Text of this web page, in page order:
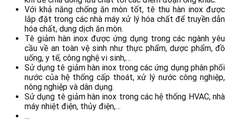
Với khả năng chống ăn mòn tốt, tê thu hàn inox được
lắp đặt trong các nhà máy xử lý hóa chất để truyền dẫn
hóa chất, dung dịch ăn mòn.
Tê giảm hàn inox được ứng dụng trong các ngành yêu
cầu về an toàn vệ sinh như thực phẩm, dược phẩm, đồ
uống, y tế, công nghệ vi sinh,…
Sử dụng tê giảm hàn inox trong các ứng dụng phân phối
nước của hệ thống cấp thoát, xử lý nước công nghiệp,
nông nghiệp và dân dụng.
Sử dụng tê giảm hàn inox trong các hệ thống HVAC, nhà
máy nhiệt điện, thủy điện,…
…